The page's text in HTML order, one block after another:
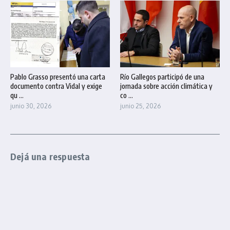
Pablo Grasso presentó una carta
documento contra Vidal y exige
qu ...
junio 30, 2026
Río Gallegos participó de una
jornada sobre acción climática y
co ...
junio 25, 2026
Dejá una respuesta